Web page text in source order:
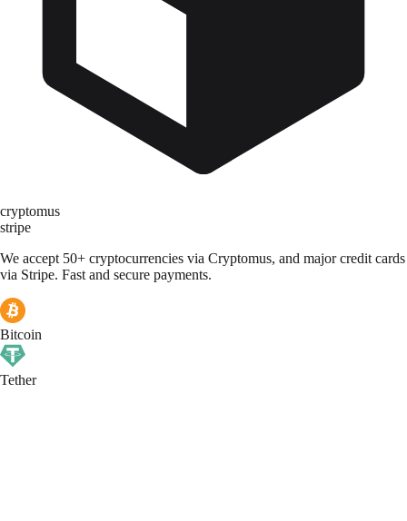
cryptomus
stripe
We accept 50+ cryptocurrencies via Cryptomus, and major credit cards
via Stripe. Fast and secure payments.
Bitcoin
Tether